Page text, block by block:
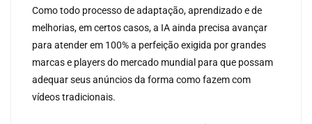
Como todo processo de adaptação, aprendizado e de
melhorias, em certos casos, a IA ainda precisa avançar
para atender em 100% a perfeição exigida por grandes
marcas e players do mercado mundial para que possam
adequar seus anúncios da forma como fazem com
vídeos tradicionais.